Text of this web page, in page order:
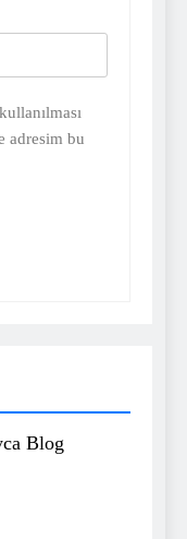
adresim bu
Blog